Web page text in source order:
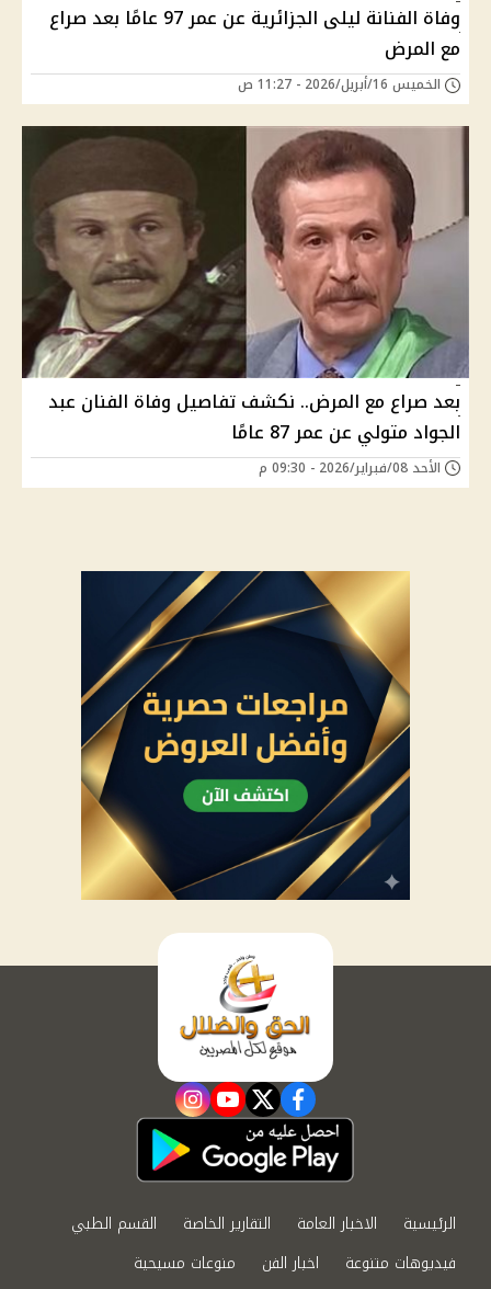
وفاة الفنانة ليلى الجزائرية عن عمر 97 عامًا بعد صراع
مع المرض
الخميس 16/أبريل/2026 - 11:27 ص
بعد صراع مع المرض.. نكشف تفاصيل وفاة الفنان عبد
الجواد متولي عن عمر 87 عامًا
الأحد 08/فبراير/2026 - 09:30 م
facebook
twitter
youtube
instagram
الرئيسية الاخبار العامة التقارير الخاصة
القسم الطبي
فيديوهات متنوعة
اخبار الفن
منوعات مسيحية